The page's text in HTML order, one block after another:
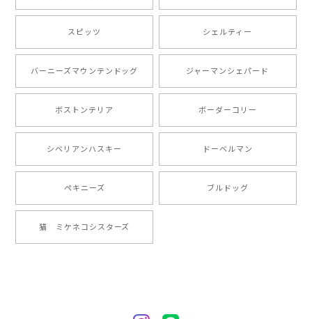
【 自然に囲まれた ポメラニアン 】マグカップ 犬 ペット うちの子 犬グッズ ギフト プレゼント 母の日
りまして、元気な時の顔がそっくりだったので、注文し
ました。ありがとうございました。
2024/05/22
2024/05/04
スピッツ シェルティー
バーニーズマウンテンドッグ ジャーマンシェパード
ボストンテリア ボーダーコリー
シベリアンハスキー ドーベルマン
ペキニーズ ブルドッグ
猫 ミケネコシスターズ